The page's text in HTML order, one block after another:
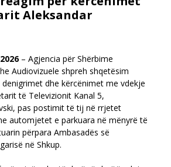
Aleksandar
– Agjencia për Shërbime
Audiovizuele shpreh shqetësim
dhe kërcënimet me vdekje
të Televizionit Kanal 5,
pas postimit të tij në rrjetet
automjetet e parkuara në mënyrë të
përpara Ambasadës së
në Shkup.